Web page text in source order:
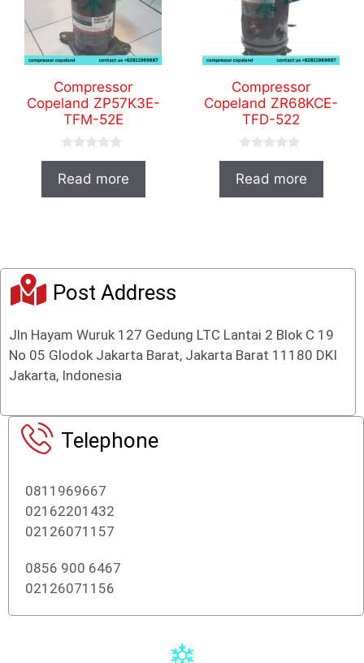
Compressor
Copeland ZP57K3E-
TFM-52E
0
u
Read more
Compressor
Copeland ZR68KCE-
TFD-522
0
u
Read more
Post Address
Jln Hayam Wuruk 127 Gedung LTC Lantai 2 Blok C 19
No 05 Glodok Jakarta Barat, Jakarta Barat 11180 DKI
Jakarta, Indonesia
Telephone
0811969667
02162201432
02126071157
0856 900 6467
02126071156